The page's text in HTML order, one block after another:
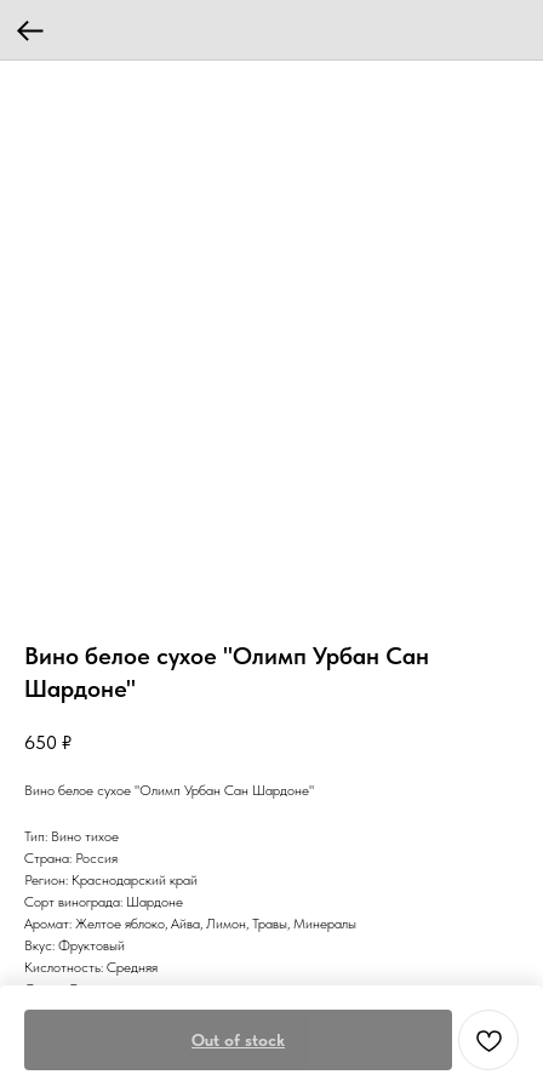
Вино белое сухое "Олимп Урбан Сан
Шардоне"
650 ₽
Out of stock
Вино белое сухое "Олимп Урбан Сан Шардоне"
Тип: Вино тихое
Страна: Россия
Регион: Краснодарский край
Сорт винограда: Шардоне
Аромат: Желтое яблоко, Айва, Лимон, Травы, Минералы
Вкус: Фруктовый
Кислотность: Средняя
Сахар: Сухое
Цвет: Белое